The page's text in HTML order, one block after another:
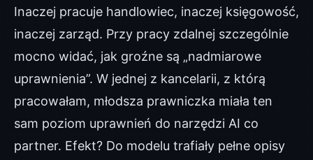
Inaczej pracuje handlowiec, inaczej księgowość,
inaczej zarząd. Przy pracy zdalnej szczególnie
mocno widać, jak groźne są „nadmiarowe
uprawnienia”. W jednej z kancelarii, z którą
pracowałam, młodsza prawniczka miała ten
sam poziom uprawnień do narzędzi AI co
partner. Efekt? Do modelu trafiały pełne opisy